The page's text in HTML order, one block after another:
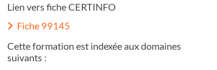
Lien vers fiche CERTINFO
Fiche 99145
Cette formation est indexée aux domaines
suivants :